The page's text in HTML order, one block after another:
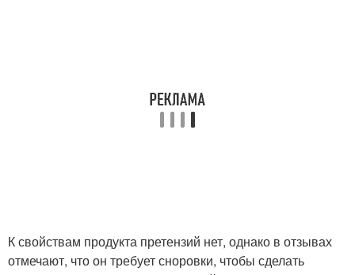
К свойствам продукта претензий нет, однако в отзывах
отмечают, что он требует сноровки, чтобы сделать